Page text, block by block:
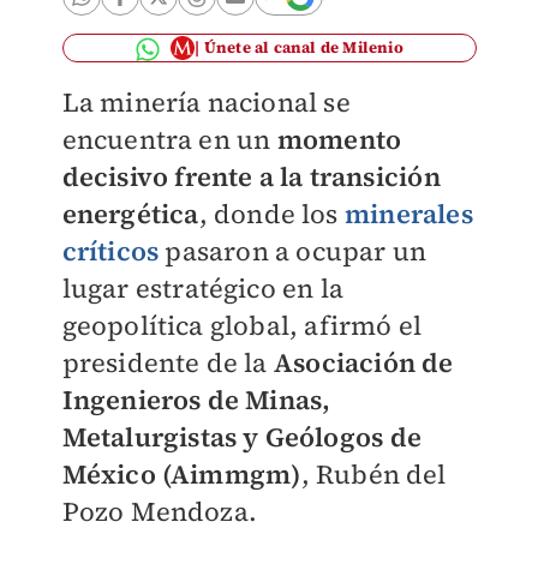
Únete al canal de Milenio
La minería nacional se
encuentra en un momento
decisivo frente a la transición
energética, donde los minerales
críticos pasaron a ocupar un
lugar estratégico en la
geopolítica global, afirmó el
presidente de la Asociación de
Ingenieros de Minas,
Metalurgistas y Geólogos de
México (Aimmgm), Rubén del
Pozo Mendoza.